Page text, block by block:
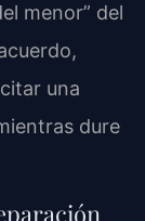
menor” del
una
dure